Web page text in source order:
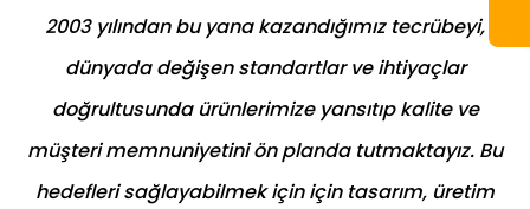
2003 yılından bu yana kazandığımız tecrübeyi,
dünyada değişen standartlar ve ihtiyaçlar
doğrultusunda ürünlerimize yansıtıp kalite ve
müşteri memnuniyetini ön planda tutmaktayız. Bu
hedefleri sağlayabilmek için için tasarım, üretim